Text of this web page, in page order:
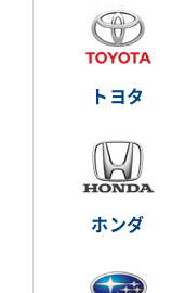
トヨタ
ホンダ